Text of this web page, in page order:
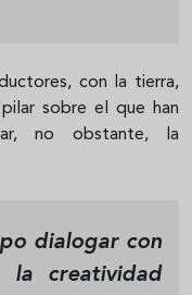
con la tierra,
sobre el que han
no obstante, la
dialogar con
la creatividad